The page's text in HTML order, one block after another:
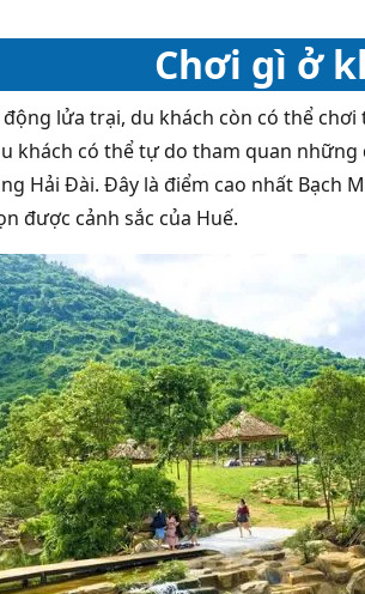
Chơi gì ở
lửa trại, du khách còn có thể
khách có thể tự do tham quan
Hải Đài. Đây là điểm cao nhất Bạch
được cảnh sắc của Huế.